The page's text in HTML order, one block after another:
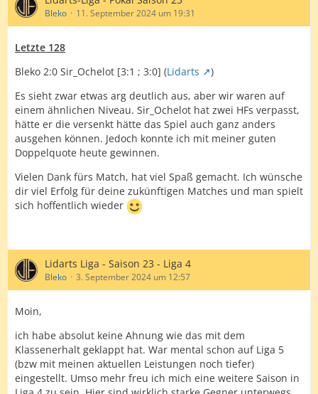
Bleko 11. September 2024 um 19:31
Letzte 128
Bleko 2:0 Sir_Ochelot [3:1 ; 3:0] (Lidarts
)
Es sieht zwar etwas arg deutlich aus, aber wir waren auf
einem ähnlichen Niveau. Sir_Ochelot hat zwei HFs verpasst,
hätte er die versenkt hätte das Spiel auch ganz anders
ausgehen können. Jedoch konnte ich mit meiner guten
Doppelquote heute gewinnen.
Vielen Dank fürs Match, hat viel Spaß gemacht. Ich wünsche
dir viel Erfolg für deine zukünftigen Matches und man spielt
sich hoffentlich wieder
Lidarts Liga - Saison 23 - Liga 4
Bleko 3. September 2024 um 12:57
Moin,
ich habe absolut keine Ahnung wie das mit dem
Klassenerhalt geklappt hat. War mental schon auf Liga 5
(bzw mit meinen aktuellen Leistungen noch tiefer)
eingestellt. Umso mehr freu ich mich eine weitere Saison in